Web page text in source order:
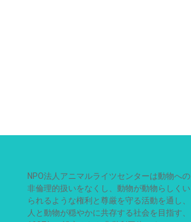
NPO法人アニマルライツセンターは動物への
非倫理的扱いをなくし、動物が動物らしくい
られるような権利と尊厳を守る活動を通し、
人と動物が穏やかに共存する社会を目指す、